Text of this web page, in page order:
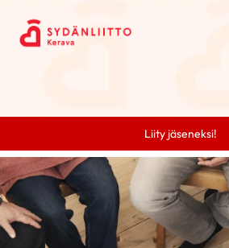
Liity jäseneksi!